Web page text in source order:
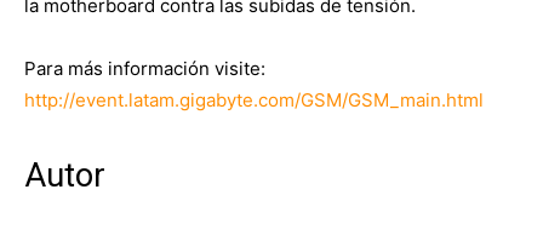
la motherboard contra las subidas de tensión.
Para más información visite:
http://event.latam.gigabyte.com/GSM/GSM_main.html
Autor